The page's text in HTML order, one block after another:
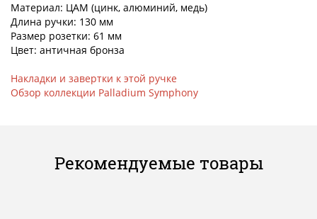
Материал: ЦАМ (цинк, алюминий, медь)
Длина ручки: 130 мм
Размер розетки: 61 мм
Цвет: античная бронза
Накладки и завертки к этой ручке
Обзор коллекции Palladium Symphony
Рекомендуемые товары